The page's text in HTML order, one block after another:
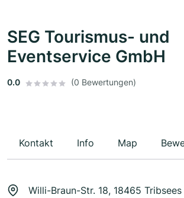
SEG Tourismus- und
Eventservice GmbH
0.0 (0 Bewertungen)
Kontakt Info Map
Willi-Braun-Str. 18, 18465 Tribsees